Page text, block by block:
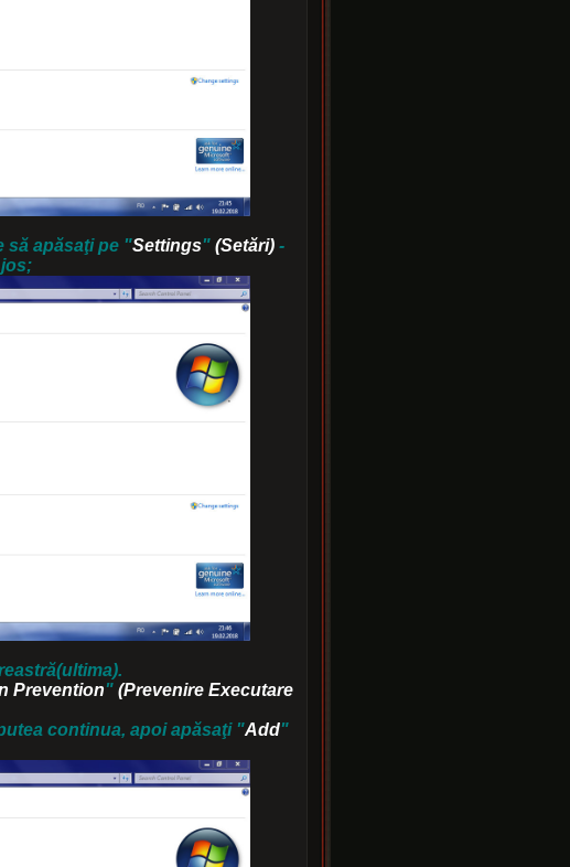
să apăsaţi pe "Settings" (Setări) -
Prevention" (Prevenire Executare
continua, apoi apăsaţi "Add"